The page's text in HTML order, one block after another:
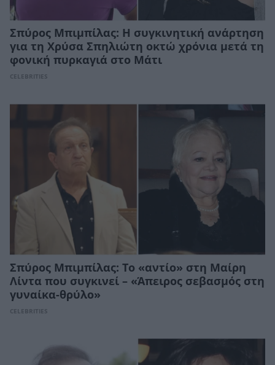
Σπύρος Μπιμπίλας: Η συγκινητική ανάρτηση
για τη Χρύσα Σπηλιώτη οκτώ χρόνια μετά τη
φονική πυρκαγιά στο Μάτι
CELEBRITIES
Σπύρος Μπιμπίλας: Το «αντίο» στη Μαίρη
Λίντα που συγκινεί – «Άπειρος σεβασμός στη
γυναίκα-θρύλο»
CELEBRITIES